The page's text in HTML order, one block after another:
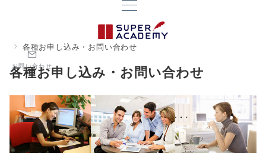
お問い合わせ
各種お申し込み・お問い合わせ
各種お申し込み・お問い合わせ